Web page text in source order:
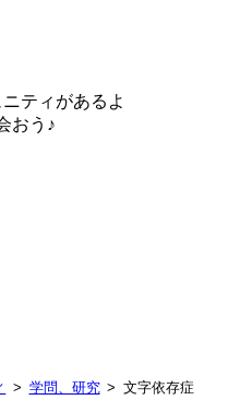
ティがあるよ
おう♪
学問、研究 文字依存症